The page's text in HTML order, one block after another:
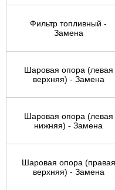
Фильтр топливный -
Замена
Шаровая опора (левая
верхняя) - Замена
Шаровая опора (левая
нижняя) - Замена
Шаровая опора (правая
верхняя) - Замена